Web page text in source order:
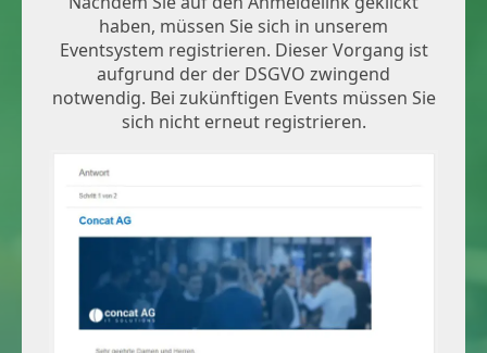
haben, müssen Sie sich in unserem
Eventsystem registrieren. Dieser Vorgang ist
aufgrund der der DSGVO zwingend
notwendig. Bei zukünftigen Events müssen Sie
sich nicht erneut registrieren.